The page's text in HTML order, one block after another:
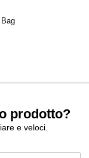
prodotto?
e veloci.